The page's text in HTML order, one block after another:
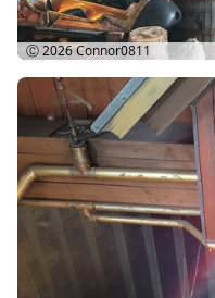
Ⓒ 2026Connor0811